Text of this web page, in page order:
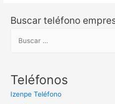
Buscar teléfono
c
Teléfonos
Izenpe Teléfono